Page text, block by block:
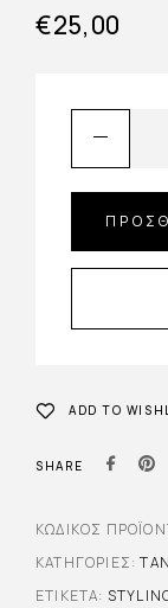
€25,00
ADD TO
SHARE
ΚΩΔΙΚΌΣ
ΚΑΤΗΓΟΡΊΕΣ:
ΕΤΙΚΈΤΑ: